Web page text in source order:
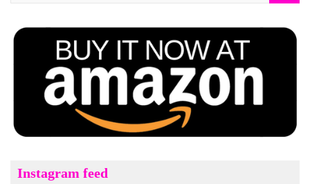
c
Instagram feed